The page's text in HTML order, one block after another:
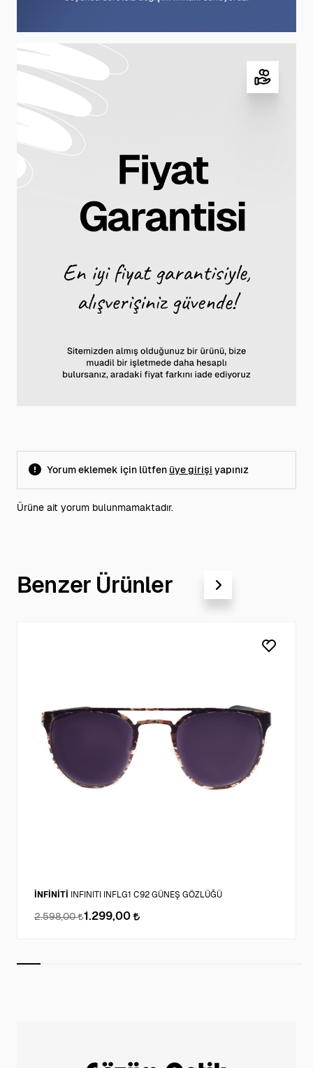
Yorum eklemek için lütfen üye girişi yapınız
Ürüne ait yorum bulunmamaktadır.
Benzer Ürünler
İNFİNİTİ INFINITI INFLG1 C92 GÜNEŞ GÖZLÜĞÜ
2.598,00 1.299,00